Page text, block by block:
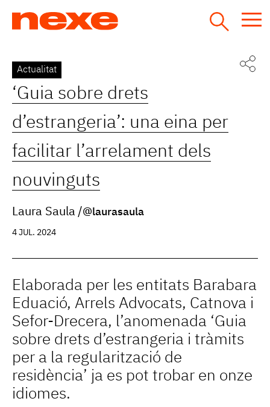
Back
to
top
Actualitat
‘Guia sobre drets
d’estrangeria’: una eina per
facilitar l’arrelament dels
nouvinguts
Laura Saula @laurasaula
4 JUL. 2024
Elaborada per les entitats Barabara
Eduació, Arrels Advocats, Catnova i
Sefor-Drecera, l’anomenada ‘Guia
sobre drets d’estrangeria i tràmits
per a la regularització de
residència’ ja es pot trobar en onze
idiomes.